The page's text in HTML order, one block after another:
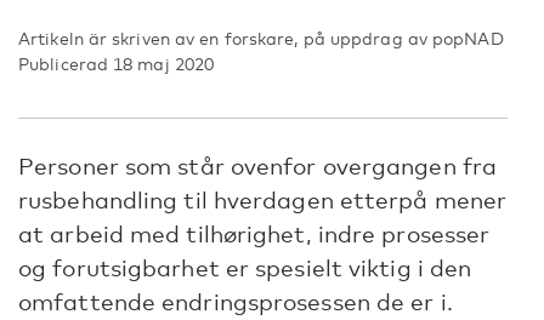
Artikeln är skriven av en forskare, på uppdrag av popNAD
Publicerad 18 maj 2020
Personer som står ovenfor overgangen fra
rusbehandling til hverdagen etterpå mener
at arbeid med tilhørighet, indre prosesser
og forutsigbarhet er spesielt viktig i den
omfattende endringsprosessen de er i.